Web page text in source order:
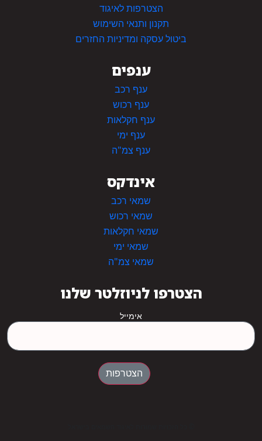
הצטרפות לאיגוד
תקנון ותנאי השימוש
ביטול עסקה ומדיניות החזרים
ענפים
ענף רכב
ענף רכוש
ענף חקלאות
ענף ימי
ענף צמ"ה
אינדקס
שמאי רכב
שמאי רכוש
שמאי חקלאות
שמאי ימי
שמאי צמ"ה
הצטרפו לניוזלטר שלנו
אימייל
הצטרפות